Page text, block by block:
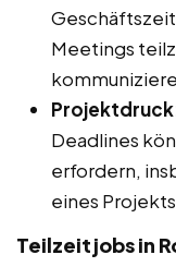
Meetings
Deadlines
erfordern,
eines
Teilzeitjobs in